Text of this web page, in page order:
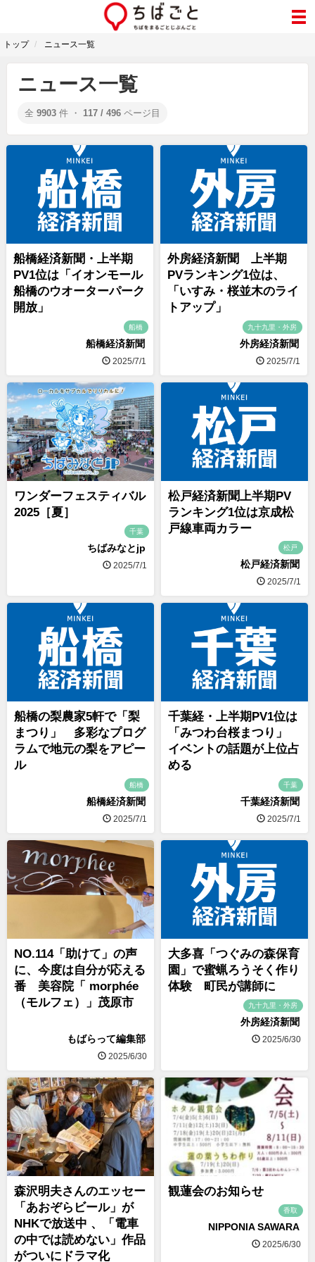
トップ ニュース一覧
ニュース一覧
全 9903 件 ・ 117 / 496 ページ目
船橋経済新聞・上半期
PV1位は「イオンモール
船橋のウオーターパーク
開放」
船橋
船橋経済新聞
2025/7/1
外房経済新聞 上半期
PVランキング1位は、
「いすみ・桜並木のライ
トアップ」
九十九里・外房
外房経済新聞
2025/7/1
ワンダーフェスティバル
2025［夏］
千葉
ちばみなとjp
2025/7/1
松戸経済新聞上半期PV
ランキング1位は京成松
戸線車両カラー
松戸
松戸経済新聞
2025/7/1
船橋の梨農家5軒で「梨
まつり」 多彩なプログ
ラムで地元の梨をアピー
ル
船橋
船橋経済新聞
2025/7/1
千葉経・上半期PV1位は
「みつわ台桜まつり」
イベントの話題が上位占
める
千葉
千葉経済新聞
2025/7/1
NO.114「助けて」の声
に、今度は自分が応える
番 美容院「 morphée
（モルフェ）」茂原市
もばらって編集部
2025/6/30
大多喜「つぐみの森保育
園」で蜜蝋ろうそく作り
体験 町民が講師に
九十九里・外房
外房経済新聞
2025/6/30
森沢明夫さんのエッセー
「あおぞらビール」が
NHKで放送中 、「電車
の中では読めない」作品
がついにドラマ化
観蓮会のお知らせ
香取
NIPPONIA SAWARA
2025/6/30